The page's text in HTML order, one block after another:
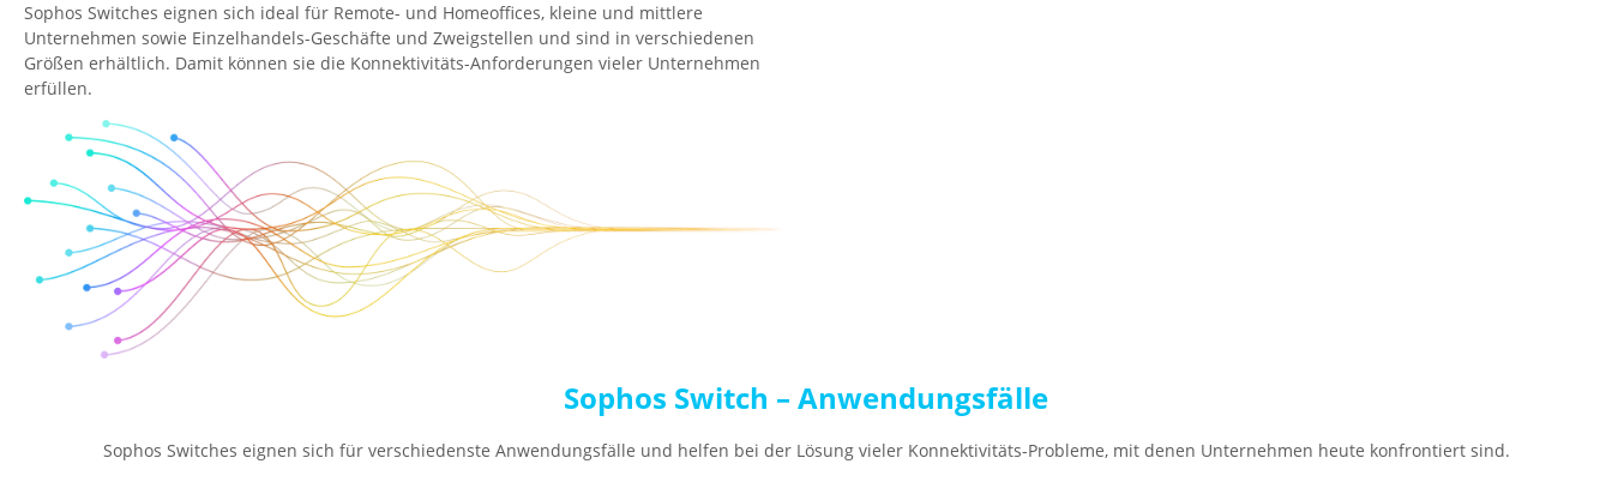
Sophos Switches eignen sich ideal für Remote- und Homeoffices, kleine und mittlere
Unternehmen sowie Einzelhandels-Geschäfte und Zweigstellen und sind in verschiedenen
Größen erhältlich. Damit können sie die Konnektivitäts-Anforderungen vieler Unternehmen
erfüllen.
Sophos Switch – Anwendungsfälle
Sophos Switches eignen sich für verschiedenste Anwendungsfälle und helfen bei der Lösung vieler Konnektivitäts-Probleme, mit denen Unternehmen heute konfrontiert sind.